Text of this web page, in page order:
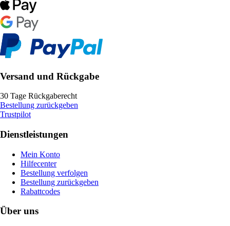
Versand und Rückgabe
30 Tage Rückgaberecht
Bestellung zurückgeben
Trustpilot
Dienstleistungen
Mein Konto
Hilfecenter
Bestellung verfolgen
Bestellung zurückgeben
Rabattcodes
Über uns